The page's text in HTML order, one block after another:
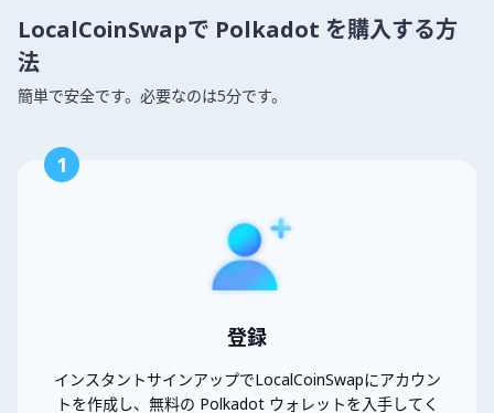
LocalCoinSwapで Polkadot を購入する方
法
簡単で安全です。必要なのは5分です。
1
登録
インスタントサインアップでLocalCoinSwapにアカウン
トを作成し、無料の Polkadot ウォレットを入手してく